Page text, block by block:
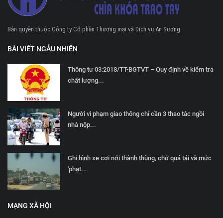
Bản quyền thuộc Công ty Cổ phần Thương mại và Dịch vụ An Sương
BÀI VIẾT NGẪU NHIÊN
Thông tư 03:2018/TT-BGTVT – Quy định về kiểm tra
chất lượng...
Người vi phạm giao thông chỉ cần 3 thao tác ngồi
nhà nộp...
Ghi hình xe cơi nới thành thùng, chở quá tải và mức
'phạt...
MẠNG XÃ HỘI